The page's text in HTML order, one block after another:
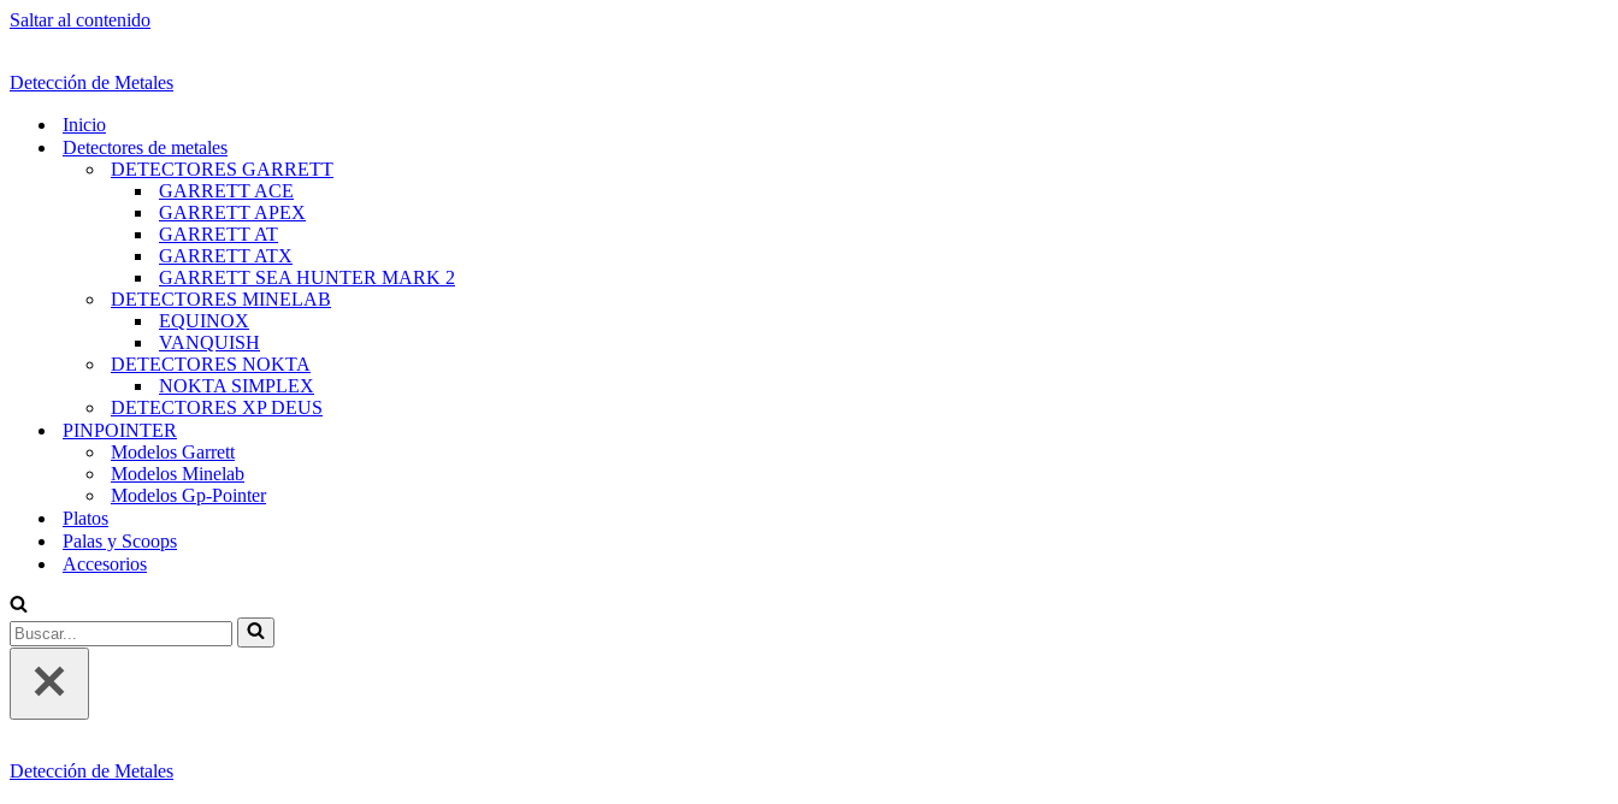
Saltar al contenido
Detección de Metales
Inicio
Detectores de metales
DETECTORES GARRETT
GARRETT ACE
GARRETT APEX
GARRETT AT
GARRETT ATX
GARRETT SEA HUNTER MARK 2
DETECTORES MINELAB
EQUINOX
VANQUISH
DETECTORES NOKTA
NOKTA SIMPLEX
DETECTORES XP DEUS
PINPOINTER
Modelos Garrett
Modelos Minelab
Modelos Gp-Pointer
Platos
Palas y Scoops
Accesorios
Buscar...
Detección de Metales